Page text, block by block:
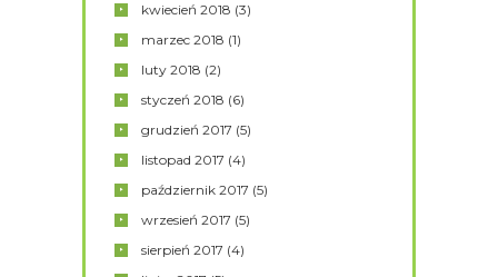
kwiecień2018 (3)
marzec2018 (1)
luty2018 (2)
styczeń2018 (6)
grudzień2017 (5)
listopad2017 (4)
październik2017 (5)
wrzesień2017 (5)
sierpień2017 (4)